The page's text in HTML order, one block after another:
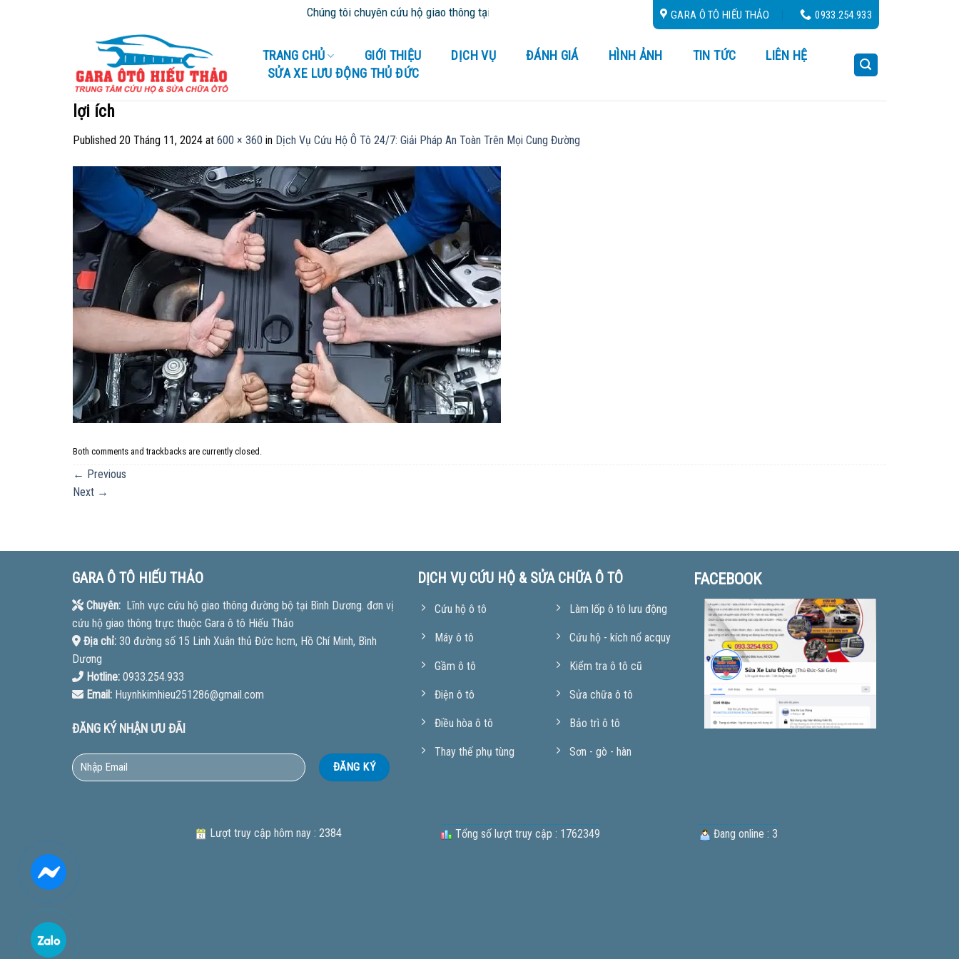
Chúng tôi chuyên cứu hộ giao thông tại Bình Dương và tỉnh thành lân cận - Cứu Hộ 24/24GARA Ô TÔ HIẾU THẢO 0933.254.933
TRANG CHỦ GIỚI THIỆU DỊCH VỤ ĐÁNH GIÁ HÌNH ẢNH TIN TỨC
LIÊN HỆ
SỬA XE LƯU ĐỘNG THỦ ĐỨC
lợi ích
Published 20 Tháng 11, 2024 at 600 × 360 in Dịch Vụ Cứu Hộ Ô Tô 24/7: Giải Pháp An Toàn Trên Mọi Cung Đường
Both comments and trackbacks are currently closed.
← Previous
Next →
GARA Ô TÔ HIẾU THẢO
Chuyên:Lĩnh vực cứu hộ giao thông đường bộ tại Bình Dương. đơn vị
cứu hộ giao thông trực thuộc Gara ô tô Hiếu Thảo
Địa chỉ:30 đường số 15 Linh Xuân thủ Đức hcm, Hồ Chí Minh, Bình
Dương
Hotline:0933.254.933
Email:Huynhkimhieu251286@gmail.com
ĐĂNG KÝ NHẬN ƯU ĐÃI
DỊCH VỤ CỨU HỘ & SỬA CHỮA Ô TÔ
Cứu hộ ô tô
Máy ô tô
Gầm ô tô
Điện ô tô
Điều hòa ô tô
Thay thế phụ tùng
Làm lốp ô tô lưu động
Cứu hộ - kích nổ acquy
Kiểm tra ô tô cũ
Sửa chữa ô tô
Bảo trì ô tô
Sơn - gò - hàn
FACEBOOK
Lượt truy cập hôm nay : 2384 Tổng số lượt truy cập : 1762349 Đang online : 3